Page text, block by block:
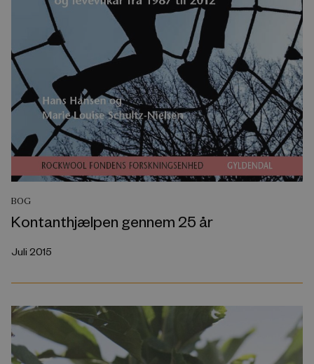
BOG
Kontanthjælpen gennem 25 år
Juli 2015